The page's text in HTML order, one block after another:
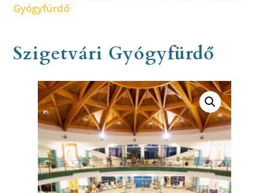
Gyógyfürdő
Szigetvári Gyógyfürdő